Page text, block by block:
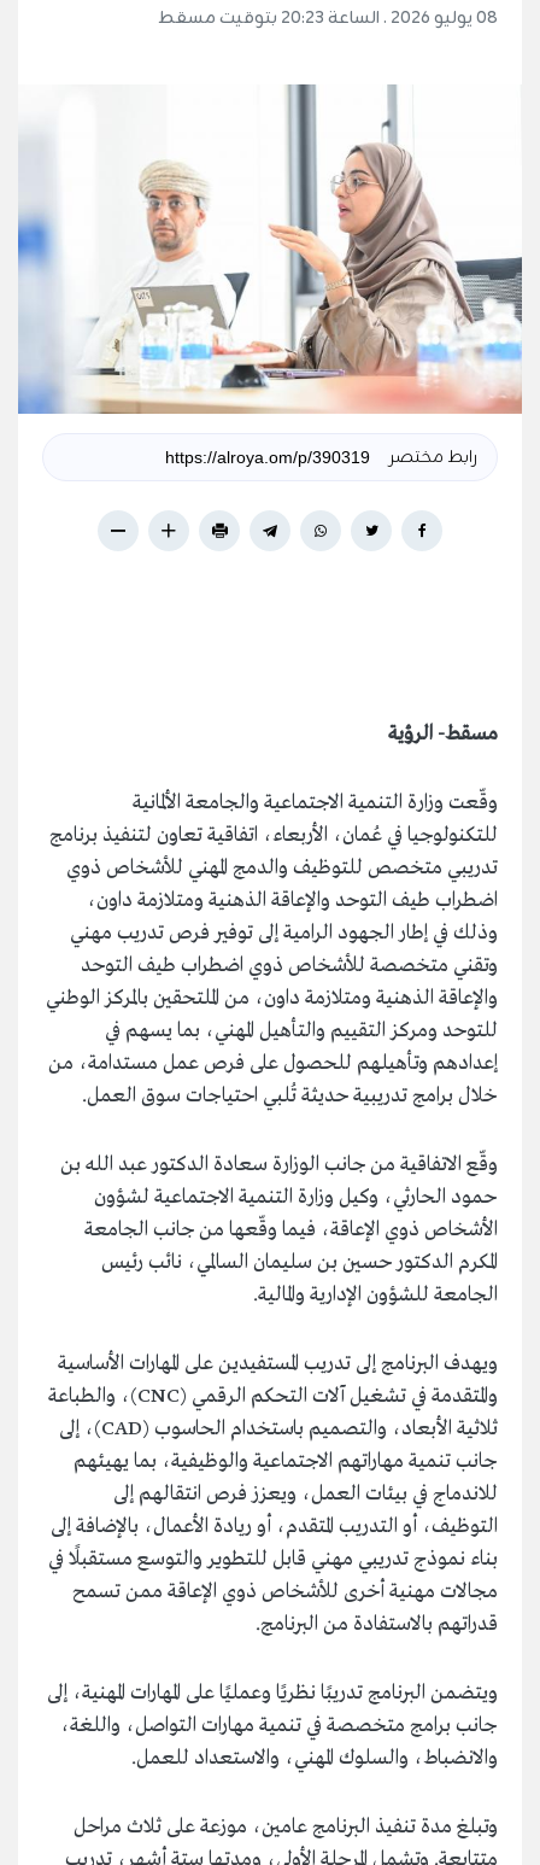
08 يوليو 2026 . الساعة 20:23 بتوقيت مسقط
رابط مختصر
مسقط- الرؤية
وقّعت وزارة التنمية الاجتماعية والجامعة الألمانية
للتكنولوجيا في عُمان، الأربعاء، اتفاقية تعاون لتنفيذ برنامج
تدريبي متخصص للتوظيف والدمج المهني للأشخاص ذوي
اضطراب طيف التوحد والإعاقة الذهنية ومتلازمة داون،
وذلك في إطار الجهود الرامية إلى توفير فرص تدريب مهني
وتقني متخصصة للأشخاص ذوي اضطراب طيف التوحد
والإعاقة الذهنية ومتلازمة داون، من الملتحقين بالمركز الوطني
للتوحد ومركز التقييم والتأهيل المهني، بما يسهم في
إعدادهم وتأهيلهم للحصول على فرص عمل مستدامة، من
خلال برامج تدريبية حديثة تُلبي احتياجات سوق العمل.
وقّع الاتفاقية من جانب الوزارة سعادة الدكتور عبد الله بن
حمود الحارثي، وكيل وزارة التنمية الاجتماعية لشؤون
الأشخاص ذوي الإعاقة، فيما وقّعها من جانب الجامعة
المكرم الدكتور حسين بن سليمان السالمي، نائب رئيس
الجامعة للشؤون الإدارية والمالية.
ويهدف البرنامج إلى تدريب المستفيدين على المهارات الأساسية
والمتقدمة في تشغيل آلات التحكم الرقمي (CNC)، والطباعة
ثلاثية الأبعاد، والتصميم باستخدام الحاسوب (CAD)، إلى
جانب تنمية مهاراتهم الاجتماعية والوظيفية، بما يهيئهم
للاندماج في بيئات العمل، ويعزز فرص انتقالهم إلى
التوظيف، أو التدريب المتقدم، أو ريادة الأعمال، بالإضافة إلى
بناء نموذج تدريبي مهني قابل للتطوير والتوسع مستقبلًا في
مجالات مهنية أخرى للأشخاص ذوي الإعاقة ممن تسمح
قدراتهم بالاستفادة من البرنامج.
ويتضمن البرنامج تدريبًا نظريًا وعمليًا على المهارات المهنية، إلى
جانب برامج متخصصة في تنمية مهارات التواصل، واللغة،
والانضباط، والسلوك المهني، والاستعداد للعمل.
وتبلغ مدة تنفيذ البرنامج عامين، موزعة على ثلاث مراحل